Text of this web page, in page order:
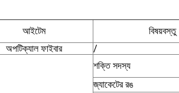
আইটেম বিষয়বস্তু
অপটিক্যাল ফাইবার
/
শক্তি সদস্য
জ্যাকেটের রঙ